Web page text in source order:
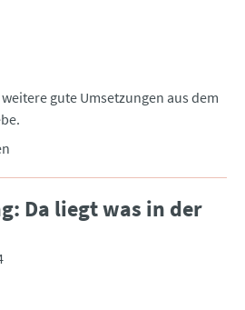
gute Umsetzungen aus dem
Da liegt was in der